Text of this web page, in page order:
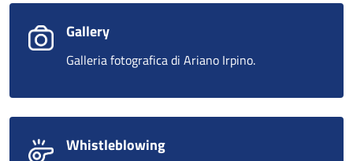
Gallery
Galleria fotografica di Ariano Irpino.
Whistleblowing